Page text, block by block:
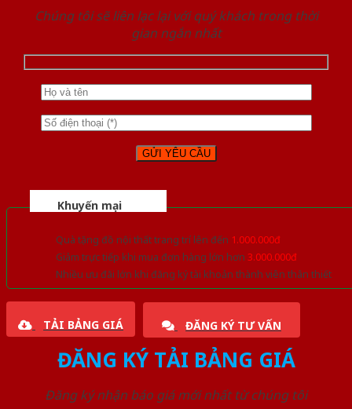
Chúng tôi sẽ liên lạc lại với quý khách trong thời
gian ngắn nhất
Khuyến mại
Quà tặng đồ nội thất trang trí lên đến 1.000.000đ
Giảm trực tiếp khi mua đơn hàng lớn hơn 3.000.000đ
Nhiều ưu đãi lớn khi đăng ký tài khoản thành viên thân thiết
TẢI BẢNG GIÁ ĐĂNG KÝ TƯ VẤN
ĐĂNG KÝ TẢI BẢNG GIÁ
Đăng ký nhận báo giá mới nhất từ chúng tôi